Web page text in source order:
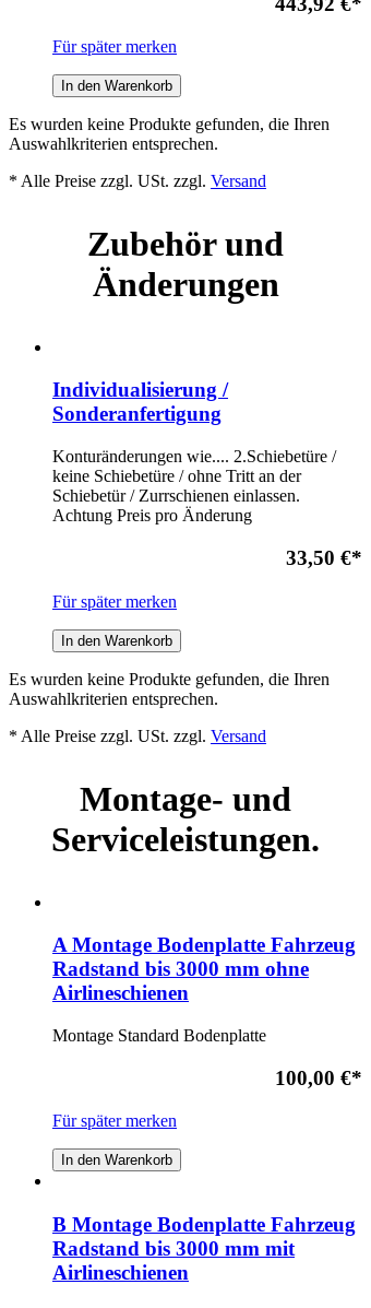
Für später merken
In den Warenkorb
Es wurden keine Produkte gefunden, die Ihren
Auswahlkriterien entsprechen.
* Alle Preise zzgl. USt. zzgl. Versand
Zubehör und
Änderungen
Individualisierung /
Sonderanfertigung
Konturänderungen wie.... 2.Schiebetüre /
keine Schiebetüre / ohne Tritt an der
Schiebetür / Zurrschienen einlassen.
Achtung Preis pro Änderung
33,50 €*
Für später merken
In den Warenkorb
Es wurden keine Produkte gefunden, die Ihren
Auswahlkriterien entsprechen.
* Alle Preise zzgl. USt. zzgl. Versand
Montage- und
Serviceleistungen.
A Montage Bodenplatte Fahrzeug
Radstand bis 3000 mm ohne
Airlineschienen
Montage Standard Bodenplatte
100,00 €*
Für später merken
In den Warenkorb
B Montage Bodenplatte Fahrzeug
Radstand bis 3000 mm mit
Airlineschienen